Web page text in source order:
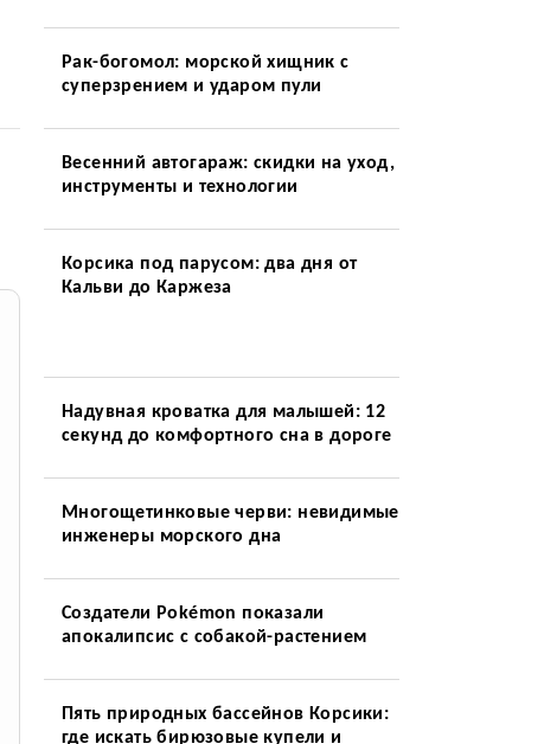
Рак-богомол: морской хищник с
суперзрением и ударом пули
Весенний автогараж: скидки на уход,
инструменты и технологии
Корсика под парусом: два дня от
Кальви до Каржеза
Надувная кроватка для малышей: 12
секунд до комфортного сна в дороге
Многощетинковые черви: невидимые
инженеры морского дна
Создатели Pokémon показали
апокалипсис с собакой-растением
Пять природных бассейнов Корсики:
где искать бирюзовые купели и